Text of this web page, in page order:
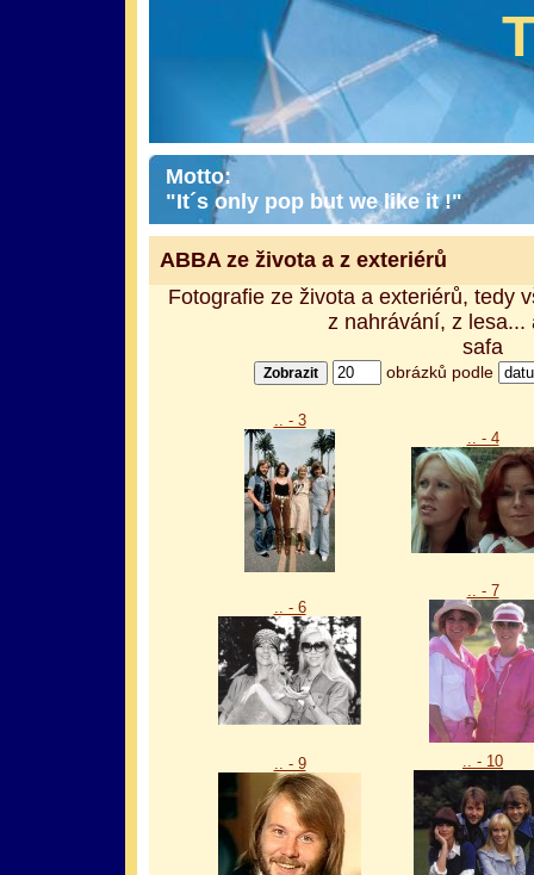
Motto:
"It´s only pop but we like it !"
ABBA ze života a z exteriérů
Fotografie ze života a exteriérů, tedy
z nahrávání, z lesa...
safa
obrázků podle
.. - 3
.. - 4
.. - 6
.. - 7
.. - 9 .. - 10